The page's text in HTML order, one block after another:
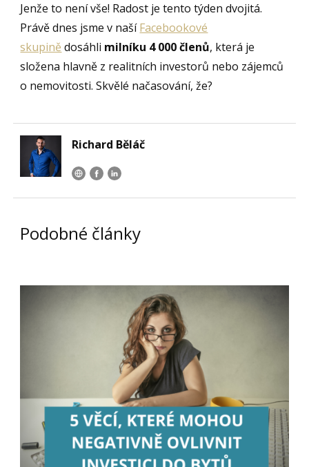
Jenže to není vše! Radost je tento týden dvojitá.
Právě dnes jsme v našíFacebookové
skupině dosáhli milníku 4 000 členů, která je
složena hlavně z realitních investorů nebo zájemců
o nemovitosti. Skvělé načasování, že?
Richard Běláč
Podobné články